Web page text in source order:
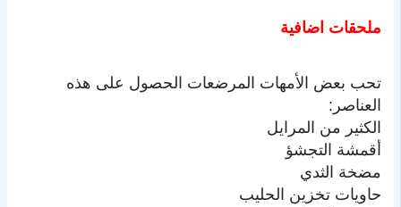
ملحقات اضافية
تحب بعض الأمهات المرضعات الحصول على هذه
العناصر:
الكثير من المرايل
أقمشة التجشؤ
مضخة الثدي
حاويات تخزين الحليب